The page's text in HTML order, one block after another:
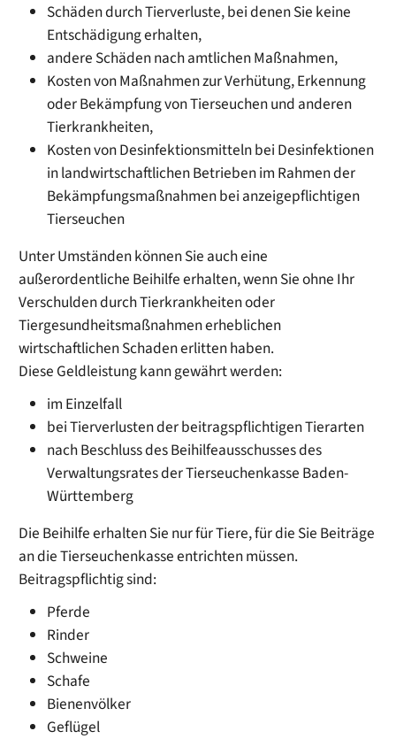
Schäden durch Tierverluste, bei denen Sie keine
Entschädigung erhalten,
andere Schäden nach amtlichen Maßnahmen,
Kosten von Maßnahmen zur Verhütung, Erkennung
oder Bekämpfung von Tierseuchen und anderen
Tierkrankheiten,
Kosten von Desinfektionsmitteln bei Desinfektionen
in landwirtschaftlichen Betrieben im Rahmen der
Bekämpfungsmaßnahmen bei anzeigepflichtigen
Tierseuchen
Unter Umständen können Sie auch eine
außerordentliche Beihilfe erhalten, wenn Sie ohne Ihr
Verschulden durch Tierkrankheiten oder
Tiergesundheitsmaßnahmen erheblichen
wirtschaftlichen Schaden erlitten haben.
Diese Geldleistung kann gewährt werden:
im Einzelfall
bei Tierverlusten der beitragspflichtigen Tierarten
nach Beschluss des Beihilfeausschusses des
Verwaltungsrates der Tierseuchenkasse Baden-
Württemberg
Die Beihilfe erhalten Sie nur für Tiere, für die Sie Beiträge
an die Tierseuchenkasse entrichten müssen.
Beitragspflichtig sind:
Pferde
Rinder
Schweine
Schafe
Bienenvölker
Geflügel